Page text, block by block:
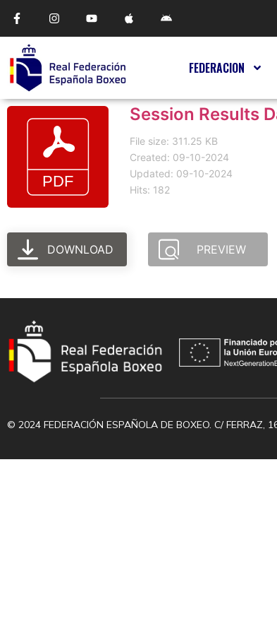
FEDERACION
Session Results
File size: 311.25 KB
Created: 09-10-2024
Updated: 09-10-2024
Hits: 182
DOWNLOAD PREVIEW
© 2024 FEDERACIÓN ESPAÑOLA DE BOXEO. C/ FERRAZ,